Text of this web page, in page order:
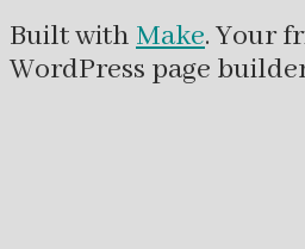
Built with Make. Your
WordPress page